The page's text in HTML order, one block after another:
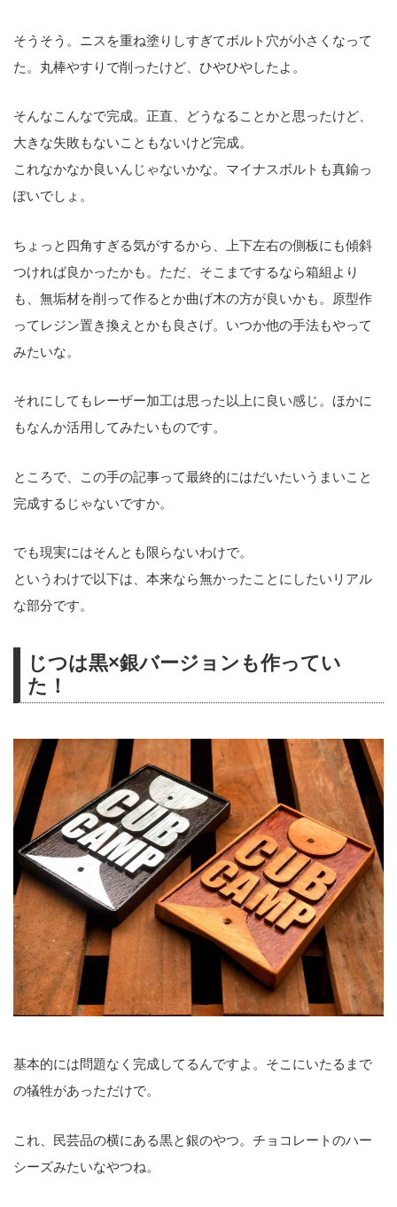
そうそう。ニスを重ね塗りしすぎてボルト穴が小さくなって
た。丸棒やすりで削ったけど、ひやひやしたよ。
そんなこんなで完成。正直、どうなることかと思ったけど、
大きな失敗もないこともないけど完成。
これなかなか良いんじゃないかな。マイナスボルトも真鍮っ
ぽいでしょ。
ちょっと四角すぎる気がするから、上下左右の側板にも傾斜
つければ良かったかも。ただ、そこまでするなら箱組より
も、無垢材を削って作るとか曲げ木の方が良いかも。原型作
ってレジン置き換えとかも良さげ。いつか他の手法もやって
みたいな。
それにしてもレーザー加工は思った以上に良い感じ。ほかに
もなんか活用してみたいものです。
ところで、この手の記事って最終的にはだいたいうまいこと
完成するじゃないですか。
でも現実にはそんとも限らないわけで。
というわけで以下は、本来なら無かったことにしたいリアル
な部分です。
じつは黒×銀バージョンも作ってい
た！
基本的には問題なく完成してるんですよ。そこにいたるまで
の犠牲があっただけで。
これ、民芸品の横にある黒と銀のやつ。チョコレートのハー
シーズみたいなやつね。